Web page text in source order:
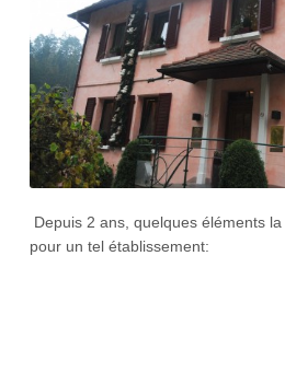
Depuis 2 ans, quelques éléments
pour un tel établissement: